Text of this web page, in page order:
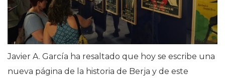
Javier A. García ha resaltado que hoy se escribe una
nueva página de la historia de Berja y de este